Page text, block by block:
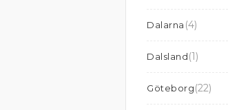
Dalarna (4)
Dalsland(1)
Göteborg(22)